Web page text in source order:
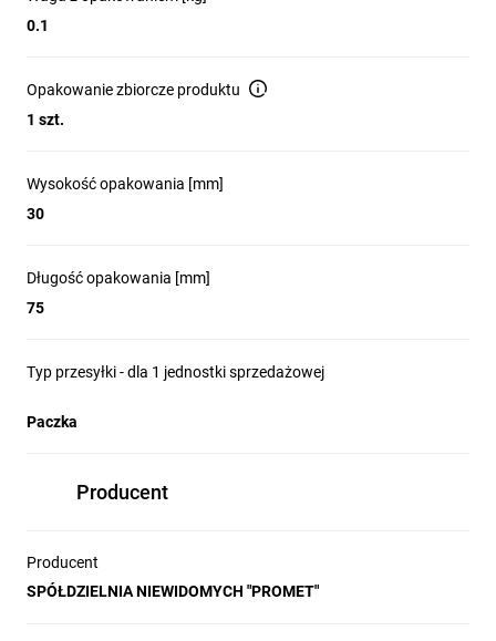
0.1
Opakowanie zbiorcze produktu
1 szt.
Wysokość opakowania [mm]
30
Długość opakowania [mm]
75
Typ przesyłki - dla 1 jednostki sprzedażowej
Paczka
Producent
Producent
SPÓŁDZIELNIA NIEWIDOMYCH "PROMET"